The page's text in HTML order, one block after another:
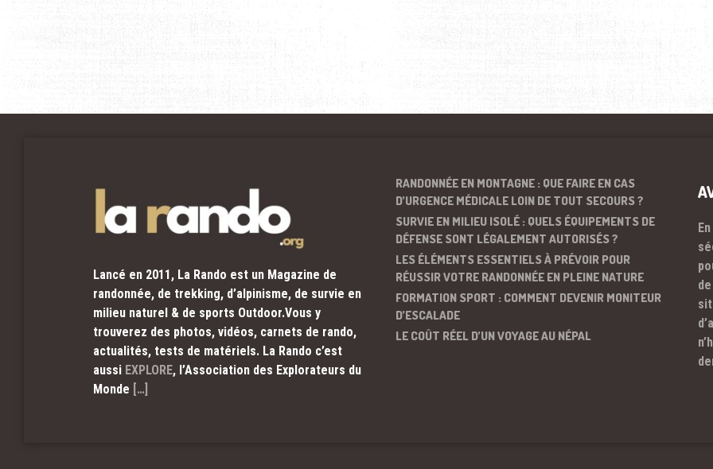
Lancé en 2011, La Rando est un Magazine de
randonnée, de trekking, d’alpinisme, de survie en
milieu naturel & de sports Outdoor.Vous y
trouverez des photos, vidéos, carnets de rando,
actualités, tests de matériels. La Rando c’est
aussi EXPLORE, l’Association des Explorateurs du
Monde […]
RANDONNÉE EN MONTAGNE : QUE FAIRE EN CAS
D’URGENCE MÉDICALE LOIN DE TOUT SECOURS ?
SURVIE EN MILIEU ISOLÉ : QUELS ÉQUIPEMENTS DE
DÉFENSE SONT LÉGALEMENT AUTORISÉS ?
LES ÉLÉMENTS ESSENTIELS À PRÉVOIR POUR
RÉUSSIR VOTRE RANDONNÉE EN PLEINE NATURE
FORMATION SPORT : COMMENT DEVENIR MONITEUR
D’ESCALADE
LE COÛT RÉEL D’UN VOYAGE AU NÉPAL